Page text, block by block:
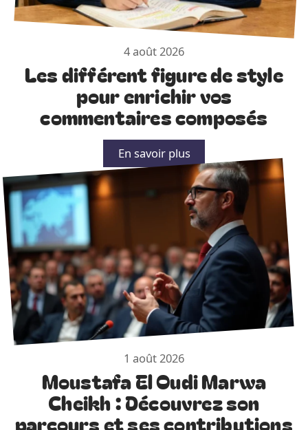
4 août 2026
Les différent figure de style
pour enrichir vos
commentaires composés
En savoir plus
1 août 2026
Moustafa El Oudi Marwa
Cheikh : Découvrez son
parcours et ses contributions